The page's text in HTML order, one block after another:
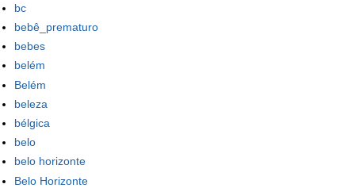
bc
bebê_prematuro
bebes
belém
Belém
beleza
bélgica
belo
belo horizonte
Belo Horizonte